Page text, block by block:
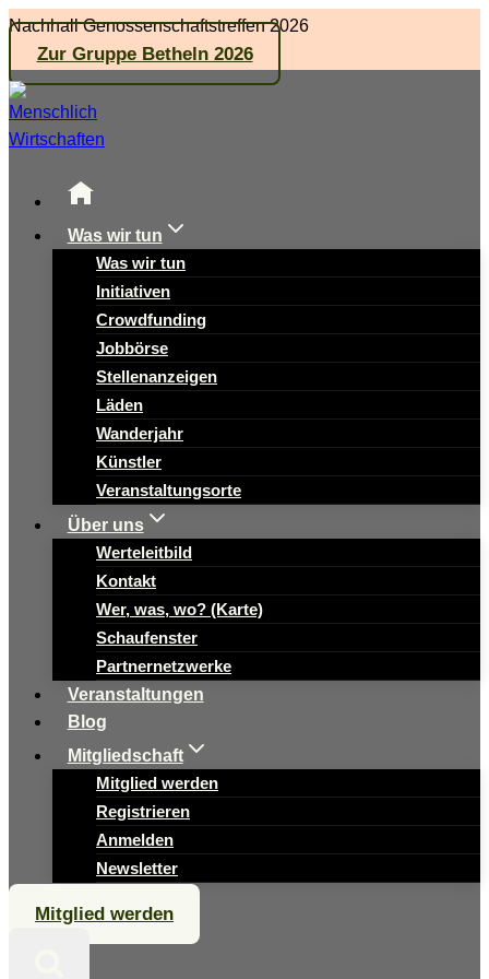
Zum
Inhalt
springen
Nachhall Genossenschaftstreffen 2026
Zur Gruppe Betheln 2026
Was wir tun
Was wir tun
Initiativen
Crowdfunding
Jobbörse
Stellenanzeigen
Läden
Wanderjahr
Künstler
Veranstaltungsorte
Über uns
Werteleitbild
Kontakt
Wer, was, wo? (Karte)
Schaufenster
Partnernetzwerke
Veranstaltungen
Blog
Mitgliedschaft
Mitglied werden
Registrieren
Anmelden
Newsletter
Mitglied werden